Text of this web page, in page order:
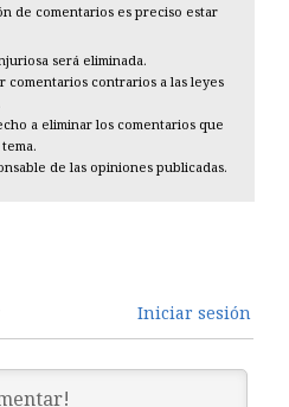
de comentarios es preciso estar
será eliminada.
comentarios contrarios a las leyes
a eliminar los comentarios que
de las opiniones publicadas.
Iniciar sesión